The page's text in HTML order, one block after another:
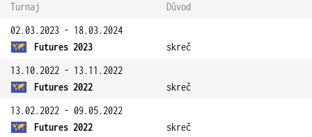
Turnaj
Důvod
02.03.2023 - 18.03.2024
Futures 2023
skreč
13.10.2022 - 13.11.2022
Futures 2022
skreč
13.02.2022 - 09.05.2022
Futures 2022
skreč